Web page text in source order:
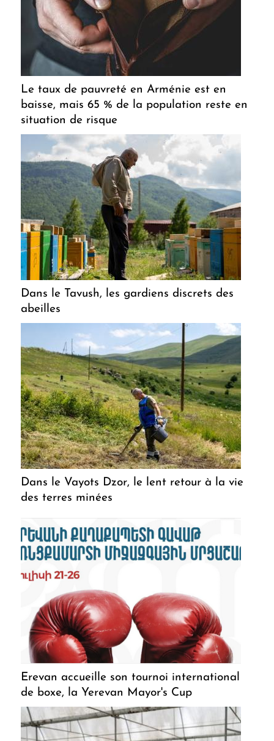
Le taux de pauvreté en Arménie est en
baisse, mais 65 % de la population reste en
situation de risque
Dans le Tavush, les gardiens discrets des
abeilles
Dans le Vayots Dzor, le lent retour à la vie
des terres minées
Erevan accueille son tournoi international
de boxe, la Yerevan Mayor's Cup